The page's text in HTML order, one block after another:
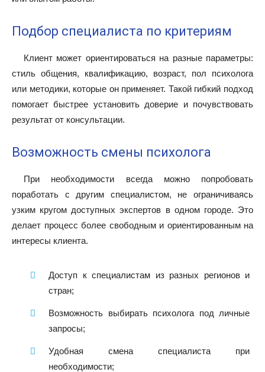
Подбор специалиста по критериям
Клиент может ориентироваться на разные параметры:
стиль общения, квалификацию, возраст, пол психолога
или методики, которые он применяет. Такой гибкий подход
помогает быстрее установить доверие и почувствовать
результат от консультации.
Возможность смены психолога
При необходимости всегда можно попробовать
поработать с другим специалистом, не ограничиваясь
узким кругом доступных экспертов в одном городе. Это
делает процесс более свободным и ориентированным на
интересы клиента.
Доступ к специалистам из разных регионов и
стран;
Возможность выбирать психолога под личные
запросы;
Удобная смена специалиста при
необходимости;